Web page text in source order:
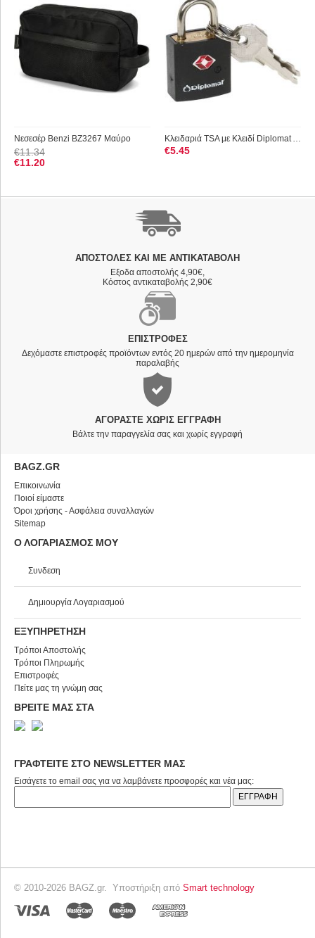
Νεσεσέρ Benzi BZ3267 Μαύρο
€11.34
€11.20
€5.45
ΑΠΟΣΤΟΛΈΣ ΚΑΙ ΜΕ ΑΝΤΙΚΑΤΑΒΟΛΗ
Εξοδα αποστολής 4,90€,
Κόστος αντικαταβολής 2,90€
ΕΠΙΣΤΡΟΦΈΣ
Δεχόμαστε επιστροφές προϊόντων εντός 20 ημερών από την ημερομηνία
παραλαβής
ΑΓΟΡΆΣΤΕ ΧΩΡΊΣ ΕΓΓΡΑΦΉ
Βάλτε την παραγγελία σας και χωρίς εγγραφή
BAGZ.GR
Επικοινωνία
Ποιοί είμαστε
Όροι χρήσης - Ασφάλεια συναλλαγών
Sitemap
Ο ΛΟΓΑΡΙΑΣΜΟΣ ΜΟΥ
Συνδεση
Δημιουργία Λογαριασμού
ΕΞΥΠΗΡΕΤΗΣΗ
Τρόποι Αποστολής
Τρόποι Πληρωμής
Επιστροφές
Πείτε μας τη γνώμη σας
ΒΡΕΙΤΕ ΜΑΣ ΣΤΑ
ΓΡΑΦΤΕΙΤΕ ΣΤΟ NEWSLETTER ΜΑΣ
Εισάγετε το email σας για να λαμβάνετε προσφορές και νέα μας:
© 2010-2026 BAGZ.gr. Υποστήριξη από Smart technology